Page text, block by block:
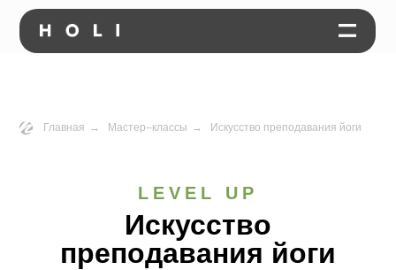
Главная → Мастер–классы → Искусство преподавания йоги
LEVEL UP
Искусство
преподавания йоги